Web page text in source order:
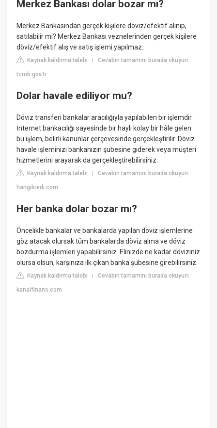
Merkez Bankası dolar bozar mı?
Merkez Bankasından gerçek kişilere döviz/efektif alınıp,
satılabilir mi? Merkez Bankası veznelerinden gerçek kişilere
döviz/efektif alış ve satış işlemi yapılmaz.
Kaynak kaldırma talebi |Cevabın tamamını burada okuyun:
tcmb.gov.tr
Dolar havale ediliyor mu?
Döviz transferi bankalar aracılığıyla yapılabilen bir işlemdir.
İnternet bankacılığı sayesinde bir hayli kolay bir hâle gelen
bu işlem, belirli kanunlar çerçevesinde gerçekleştirilir. Döviz
havale işleminizi bankanızın şubesine giderek veya müşteri
hizmetlerini arayarak da gerçekleştirebilirsiniz.
Kaynak kaldırma talebi |Cevabın tamamını burada okuyun:
hangikredi.com
Her banka dolar bozar mı?
Öncelikle bankalar ve bankalarda yapılan döviz işlemlerine
göz atacak olursak tüm bankalarda döviz alma ve döviz
bozdurma işlemleri yapabilirsiniz. Elinizde ne kadar döviziniz
olursa olsun, karşınıza ilk çıkan banka şubesine girebilirsiniz.
Kaynak kaldırma talebi |Cevabın tamamını burada okuyun:
kanalfinans.com